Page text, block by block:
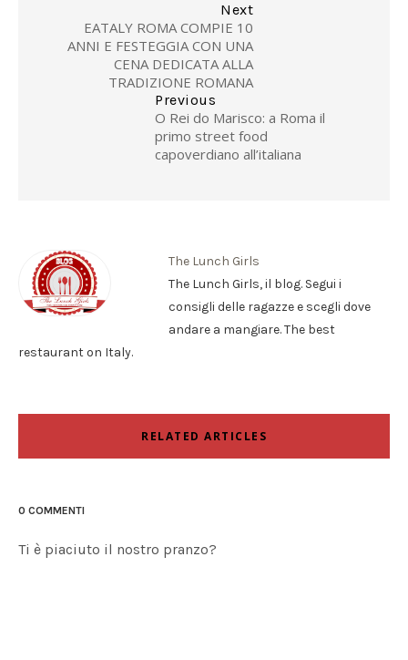
Next
EATALY ROMA COMPIE 10
ANNI E FESTEGGIA CON UNA
CENA DEDICATA ALLA
TRADIZIONE ROMANA
Previous
O Rei do Marisco: a Roma il
primo street food
capoverdiano all’italiana
The Lunch Girls
The Lunch Girls, il blog. Segui i
consigli delle ragazze e scegli dove
andare a mangiare. The best
restaurant on Italy.
RELATED ARTICLES
0 COMMENTI
Ti è piaciuto il nostro pranzo?